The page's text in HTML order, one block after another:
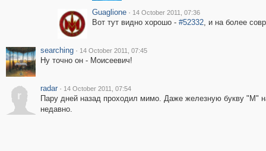
Guaglione · 14 October 2011, 07:36
Вот тут видно хорошо - #52332, и на более
searching · 14 October 2011, 07:45
Ну точно он - Моисеевич!
r
radar · 14 October 2011, 07:54
Пару дней назад проходил мимо. Даже железную букву "М"
недавно.